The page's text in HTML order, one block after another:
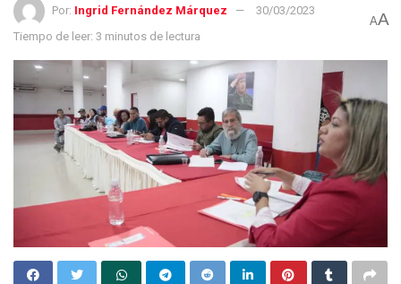
Por: Ingrid Fernández Márquez
30/03/2023
Tiempo de leer: 3 minutos de lectura
AA